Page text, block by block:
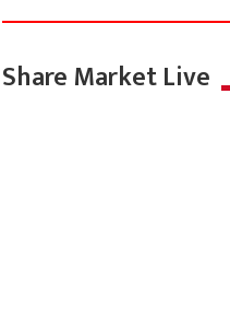
Share Market Live